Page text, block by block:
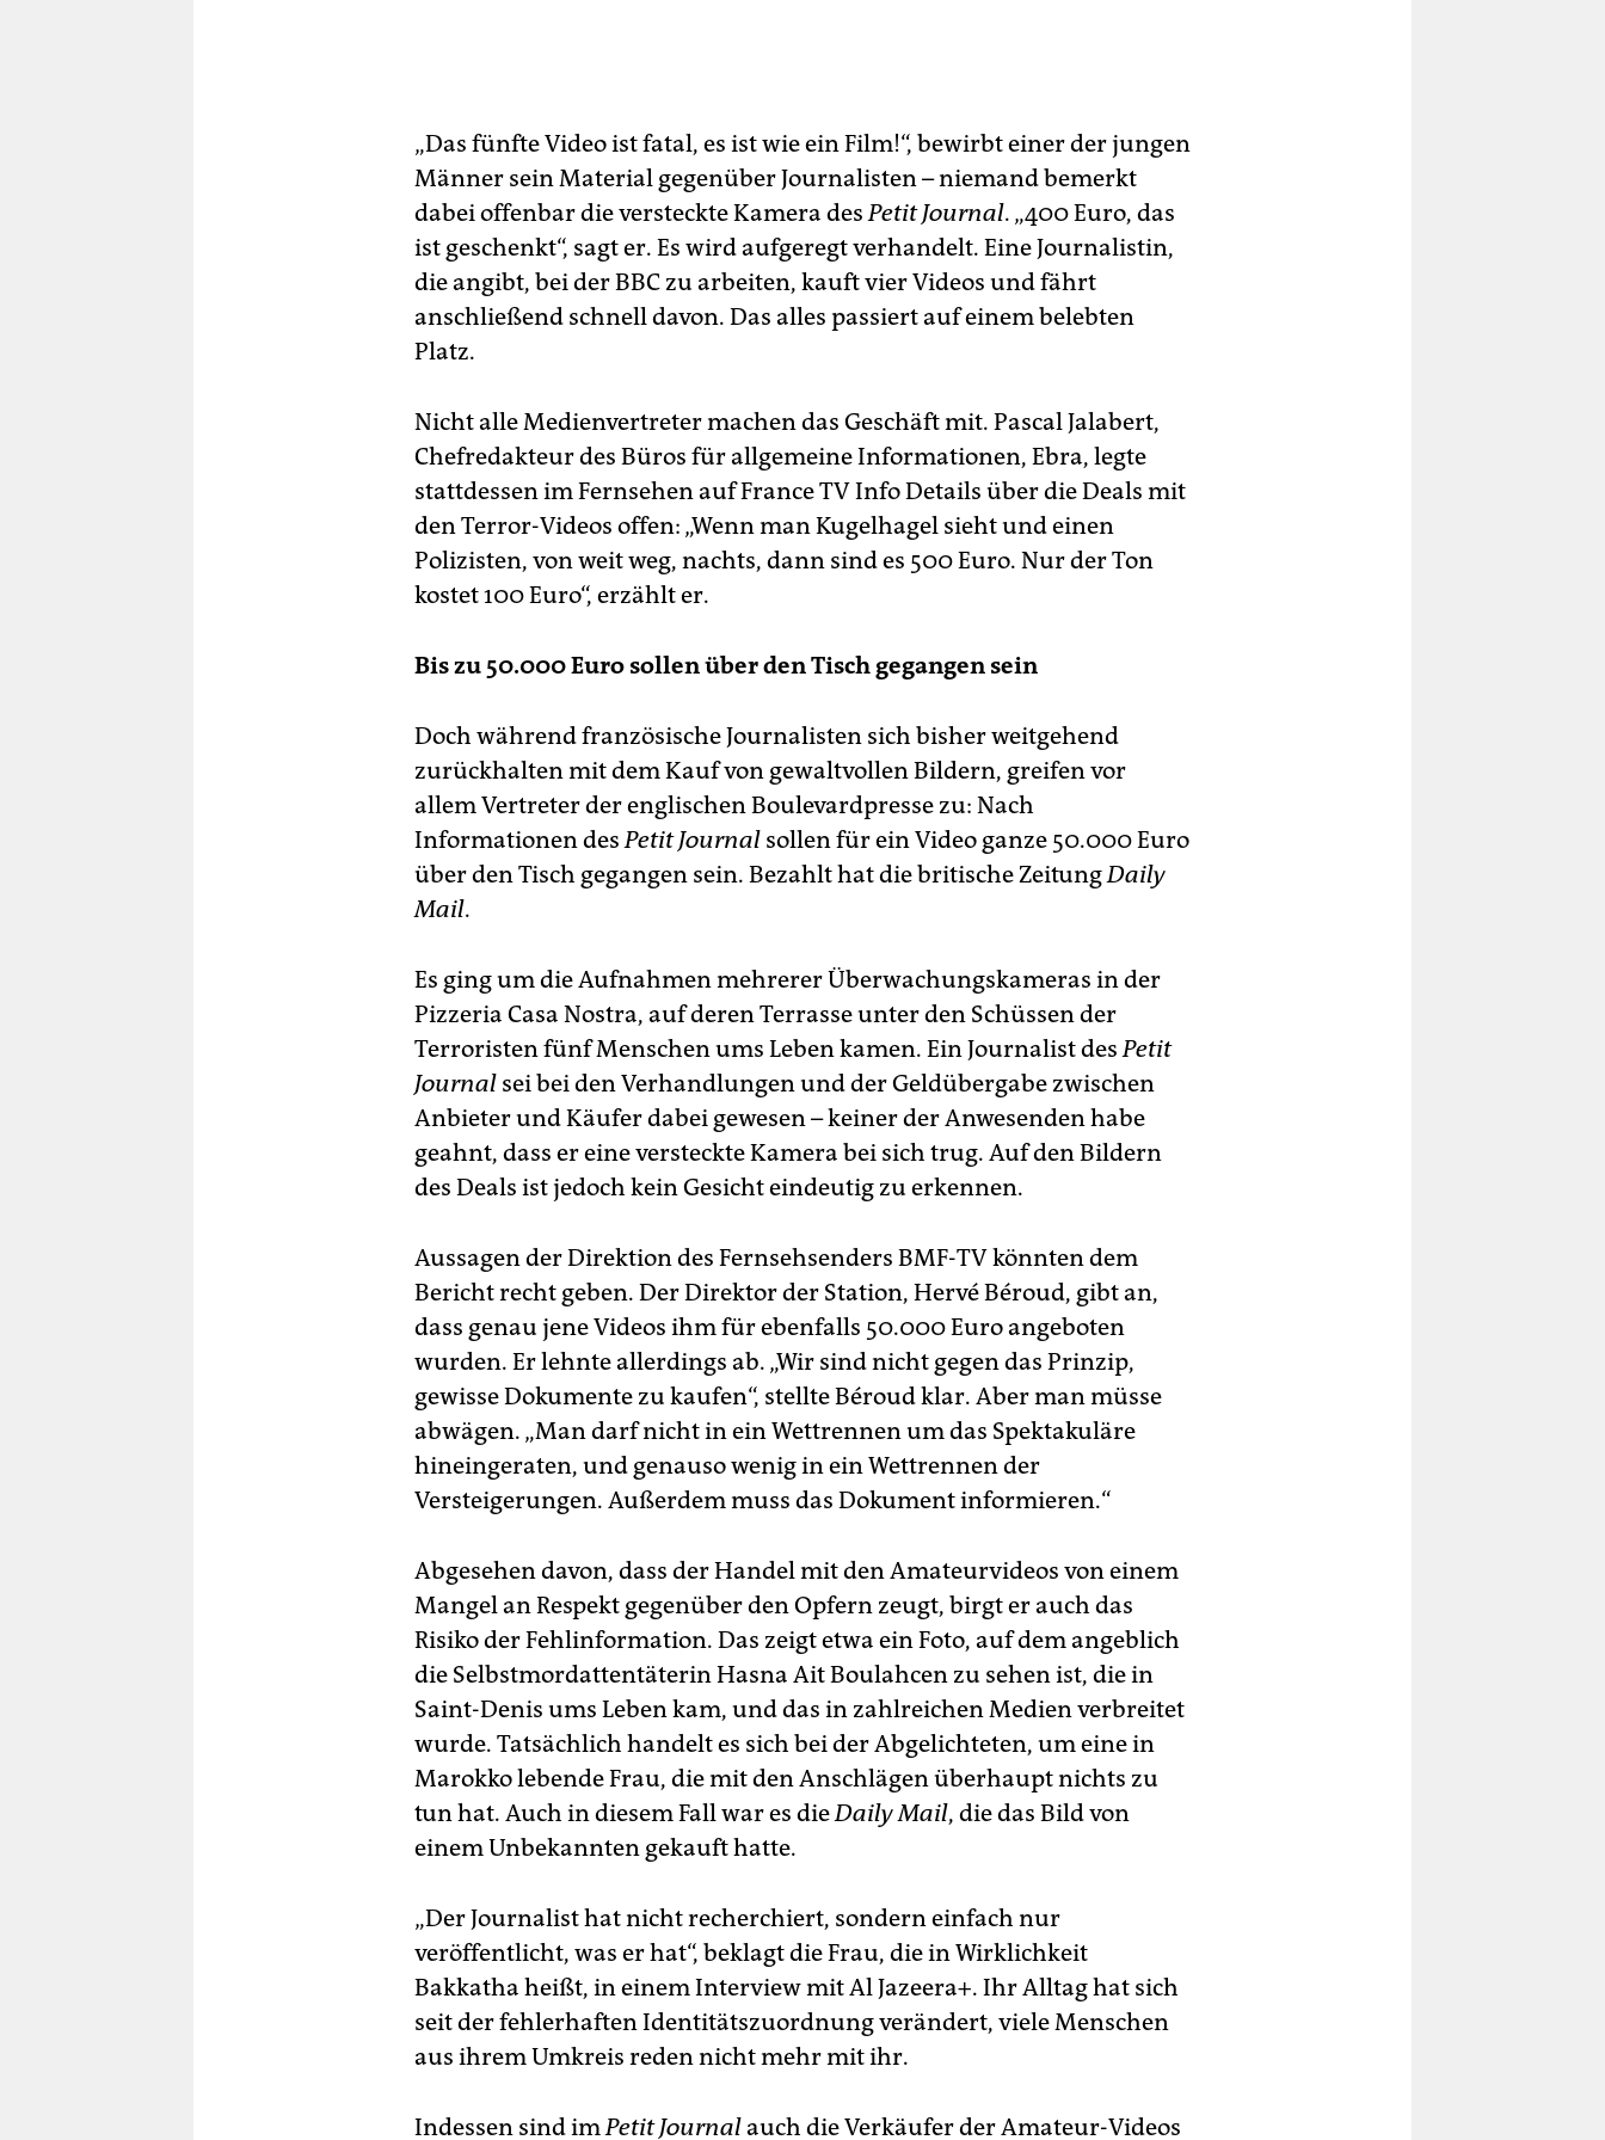
„Das fünfte Video ist fatal, es ist wie ein Film!“, bewirbt einer der jungen
Männer sein Material gegenüber Journalisten – niemand bemerkt
dabei offenbar die versteckte Kamera desPetit Journal. „400 Euro, das
ist geschenkt“, sagt er. Es wird aufgeregt verhandelt. Eine Journalistin,
die angibt, bei der BBC zu arbeiten, kauft vier Videos und fährt
anschließend schnell davon. Das alles passiert auf einem belebten
Platz.
Nicht alle Medienvertreter machen das Geschäft mit. Pascal Jalabert,
Chefredakteur des Büros für allgemeine Informationen, Ebra, legte
stattdessen im Fernsehen auf France TV Info Details über die Deals mit
den Terror-Videos offen: „Wenn man Kugelhagel sieht und einen
Polizisten, von weit weg, nachts, dann sind es 500 Euro. Nur der Ton
kostet 100 Euro“, erzählt er.
Bis zu 50.000 Euro sollen über den Tisch gegangen sein
Doch während französische Journalisten sich bisher weitgehend
zurückhalten mit dem Kauf von gewaltvollen Bildern, greifen vor
allem Vertreter der englischen Boulevardpresse zu: Nach
Informationen desPetit Journal sollen für ein Video ganze 50.000 Euro
über den Tisch gegangen sein. Bezahlt hat die britische ZeitungDaily
Mail.
Es ging um die Aufnahmen mehrerer Überwachungskameras in der
Pizzeria Casa Nostra, auf deren Terrasse unter den Schüssen der
Terroristen fünf Menschen ums Leben kamen. Ein Journalist desPetit
Journal sei bei den Verhandlungen und der Geldübergabe zwischen
Anbieter und Käufer dabei gewesen – keiner der Anwesenden habe
geahnt, dass er eine versteckte Kamera bei sich trug. Auf den Bildern
des Deals ist jedoch kein Gesicht eindeutig zu erkennen.
Aussagen der Direktion des Fernsehsenders BMF-TV könnten dem
Bericht recht geben. Der Direktor der Station, Hervé Béroud, gibt an,
dass genau jene Videos ihm für ebenfalls 50.000 Euro angeboten
wurden. Er lehnte allerdings ab. „Wir sind nicht gegen das Prinzip,
gewisse Dokumente zu kaufen“, stellte Béroud klar. Aber man müsse
abwägen. „Man darf nicht in ein Wettrennen um das Spektakuläre
hineingeraten, und genauso wenig in ein Wettrennen der
Versteigerungen. Außerdem muss das Dokument informieren.“
Abgesehen davon, dass der Handel mit den Amateurvideos von einem
Mangel an Respekt gegenüber den Opfern zeugt, birgt er auch das
Risiko der Fehlinformation. Das zeigt etwa ein Foto, auf dem angeblich
die Selbstmordattentäterin Hasna Ait Boulahcen zu sehen ist, die in
Saint-Denis ums Leben kam, und das in zahlreichen Medien verbreitet
wurde. Tatsächlich handelt es sich bei der Abgelichteten, um eine in
Marokko lebende Frau, die mit den Anschlägen überhaupt nichts zu
tun hat. Auch in diesem Fall war es dieDaily Mail, die das Bild von
einem Unbekannten gekauft hatte.
„Der Journalist hat nicht recherchiert, sondern einfach nur
veröffentlicht, was er hat“, beklagt die Frau, die in Wirklichkeit
Bakkatha heißt, in einem Interview mit Al Jazeera+. Ihr Alltag hat sich
seit der fehlerhaften Identitätszuordnung verändert, viele Menschen
aus ihrem Umkreis reden nicht mehr mit ihr.
Indessen sind imPetit Journalauch die Verkäufer der Amateur-Videos